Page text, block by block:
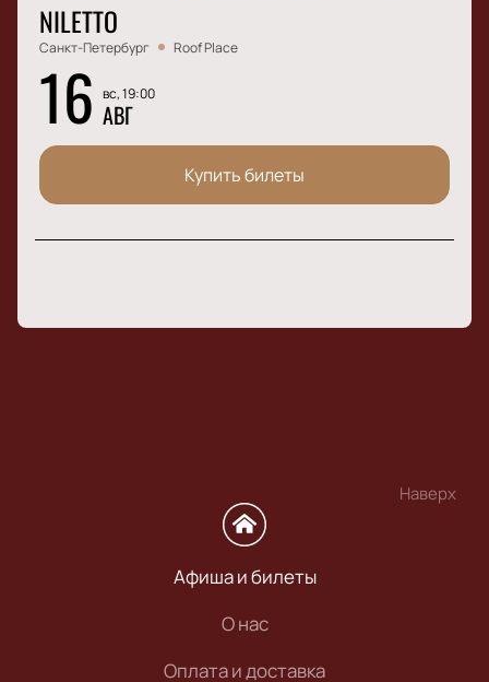
NILETTO
Санкт-Петербург Roof Place
16 вс, 19:00
АВГ
Купить билеты
Наверх
Афиша и билеты
О нас
Оплата и доставка